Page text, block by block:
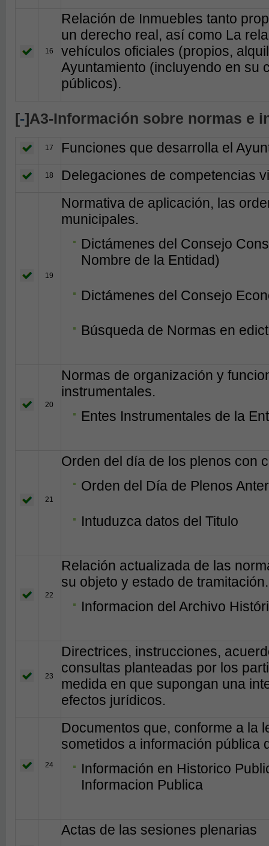
16
Relación de Inmuebles tanto
un derecho real, así como La
vehículos oficiales (propios,
Ayuntamiento (incluyendo en su
públicos).
[-]A3-Información sobre normas e
17 Funciones que desarrolla el
18 Delegaciones de competencias
19
Normativa de aplicación, las
municipales.
Dictámenes del Consejo
Nombre de la Entidad)
Dictámenes del Consejo
Búsqueda de Normas en
20
Normas de organización y
instrumentales.
Entes Instrumentales de la
21
Orden del día de los plenos con
Orden del Día de Plenos
Intuduzca datos del Titulo
22
Relación actualizada de las
su objeto y estado de tramitación.
Informacion del Archivo
23
Directrices, instrucciones,
consultas planteadas por los
medida en que supongan una
efectos jurídicos.
24
Documentos que, conforme a la
sometidos a información pública
Información en Historico
Informacion Publica
Actas de las sesiones plenarias